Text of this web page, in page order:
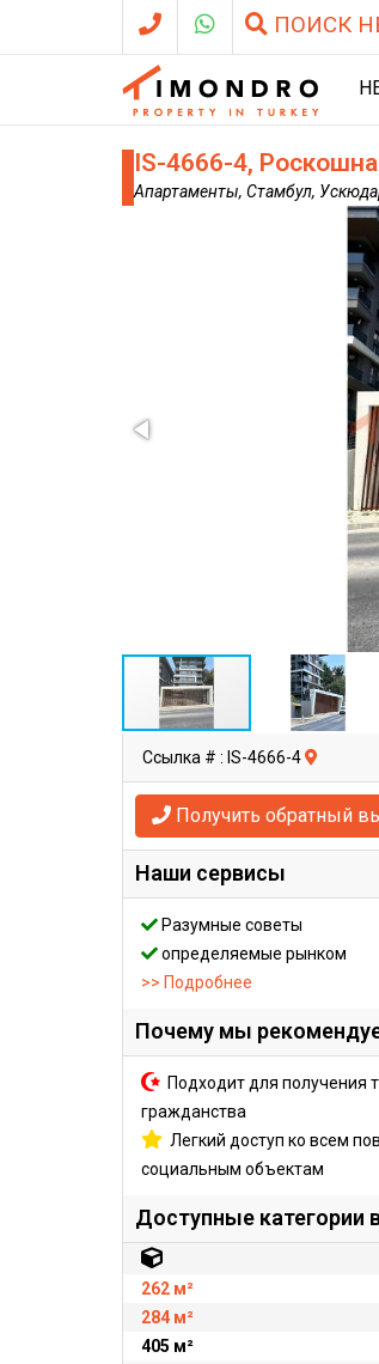
ПОИСК
IS-4666-4,
Апартаменты, Стамбул,
Ссылка # : IS-4666-4
Получить обратный
Наши сервисы
Разумные советы
определяемые рынком
>> Подробнее
Почему мы
Подходит для получения
гражданства
Легкий доступ ко всем
социальным объектам
Доступные категории
262 м²
284 м²
405 м²